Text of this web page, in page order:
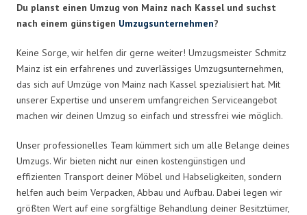
Du planst einen Umzug von Mainz nach Kassel und suchst
nach einem günstigen Umzugsunternehmen?
Keine Sorge, wir helfen dir gerne weiter! Umzugsmeister Schmitz
Mainz ist ein erfahrenes und zuverlässiges Umzugsunternehmen,
das sich auf Umzüge von Mainz nach Kassel spezialisiert hat. Mit
unserer Expertise und unserem umfangreichen Serviceangebot
machen wir deinen Umzug so einfach und stressfrei wie möglich.
Unser professionelles Team kümmert sich um alle Belange deines
Umzugs. Wir bieten nicht nur einen kostengünstigen und
effizienten Transport deiner Möbel und Habseligkeiten, sondern
helfen auch beim Verpacken, Abbau und Aufbau. Dabei legen wir
größten Wert auf eine sorgfältige Behandlung deiner Besitztümer,